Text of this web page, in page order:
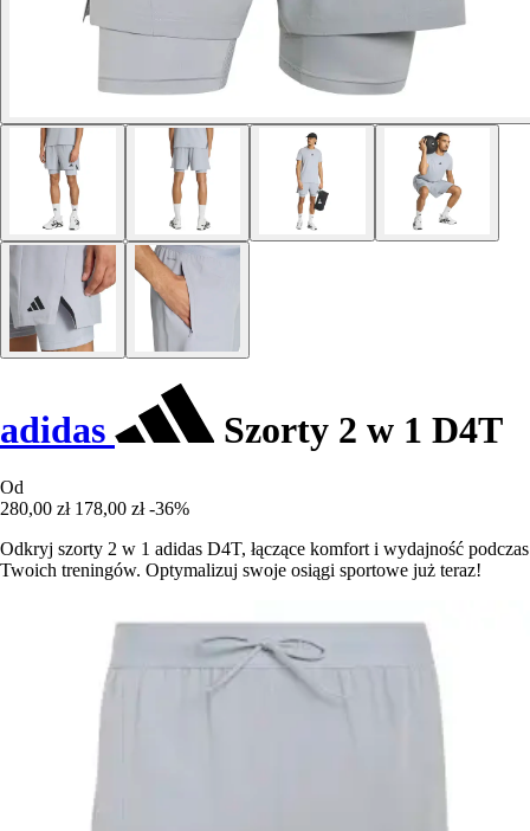
adidas Szorty 2 w 1 D4T
Od
280,00 zł 178,00 zł -36%
Odkryj szorty 2 w 1 adidas D4T, łączące komfort i wydajność podczas
Twoich treningów. Optymalizuj swoje osiągi sportowe już teraz!